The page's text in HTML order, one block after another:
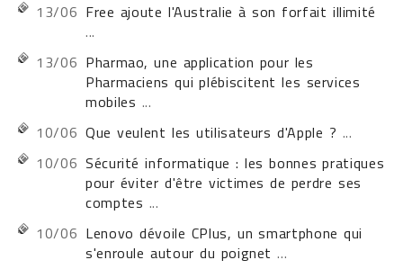
13/06 Free ajoute l'Australie à son forfait illimité
...
13/06 Pharmao, une application pour les
Pharmaciens qui plébiscitent les services
mobiles ...
10/06 Que veulent les utilisateurs d'Apple ? ...
10/06 Sécurité informatique : les bonnes pratiques
pour éviter d'être victimes de perdre ses
comptes ...
10/06 Lenovo dévoile CPlus, un smartphone qui
s'enroule autour du poignet ...